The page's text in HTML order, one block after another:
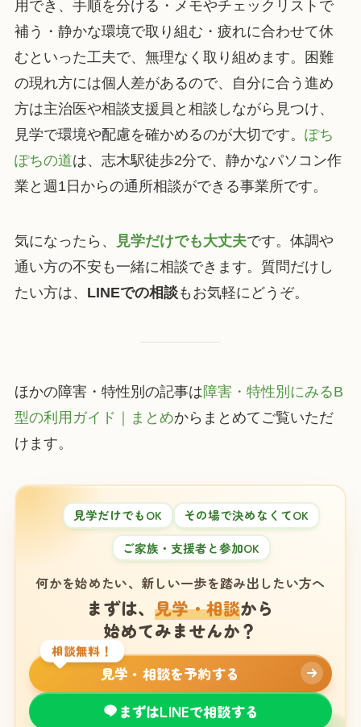
用でき、手順を分ける・メモやチェックリストで
補う・静かな環境で取り組む・疲れに合わせて休
むといった工夫で、無理なく取り組めます。困難
の現れ方には個人差があるので、自分に合う進め
方は主治医や相談支援員と相談しながら見つけ、
見学で環境や配慮を確かめるのが大切です。 ぽち
ぽちの道は、志木駅徒歩2分で、静かなパソコン作
業と週1日からの通所相談ができる事業所です。
気になったら、 見学だけでも大丈夫です。体調や
通い方の不安も一緒に相談できます。質問だけし
たい方は、 LINEでの相談もお気軽にどうぞ。
ほかの障害・特性別の記事は障害・特性別にみるB
型の利用ガイド｜まとめからまとめてご覧いただ
けます。
見学だけでもOK
その場で決めなくてOK
ご家族・支援者と参加OK
何かを始めたい、新しい一歩を踏み出したい方へ
まずは、見学・相談から
始めてみませんか？
相談無料！
見学・相談を予約する
まずはLINEで相談する